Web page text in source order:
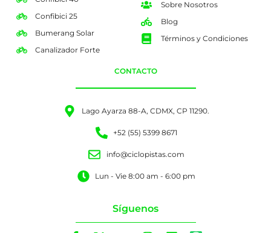
Confibici 25
Bumerang Solar
Canalizador Forte
Sobre Nosotros
Blog
Términos y Condiciones
CONTACTO
Lago Ayarza 88-A, CDMX, CP 11290.
+52 (55) 5399 8671
info@ciclopistas.com
Lun - Vie 8:00 am - 6:00 pm
Síguenos